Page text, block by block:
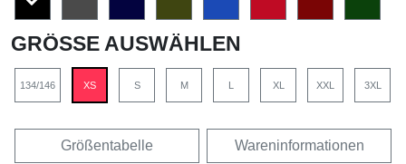
GRÖSSE AUSWÄHLEN
134/146 XS S M L XL XXL 3XL
Größentabelle Wareninformationen